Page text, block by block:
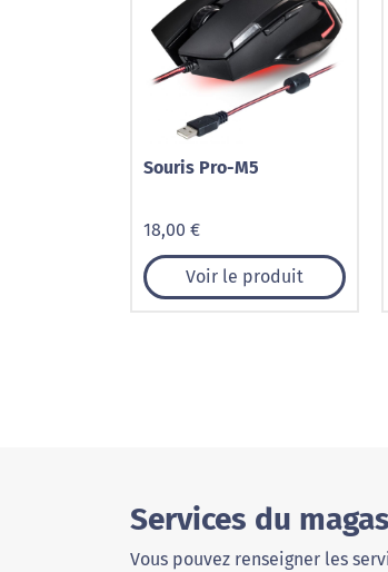
Souris Pro-M5
18,00 €
Voir le produit
Services du
Vous pouvez renseigner les